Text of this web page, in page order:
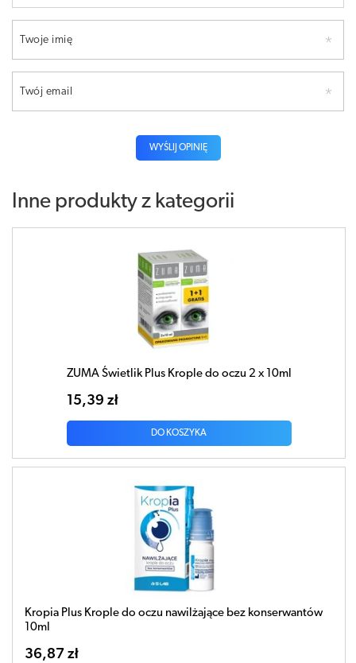
Twoje imię
Twój email
WYŚLIJ OPINIĘ
Inne produkty z kategorii
ZUMA Świetlik Plus Krople do oczu 2 x 10ml
15,39 zł
DO KOSZYKA
Kropia Plus Krople do oczu nawilżające bez konserwantów
10ml
36,87 zł